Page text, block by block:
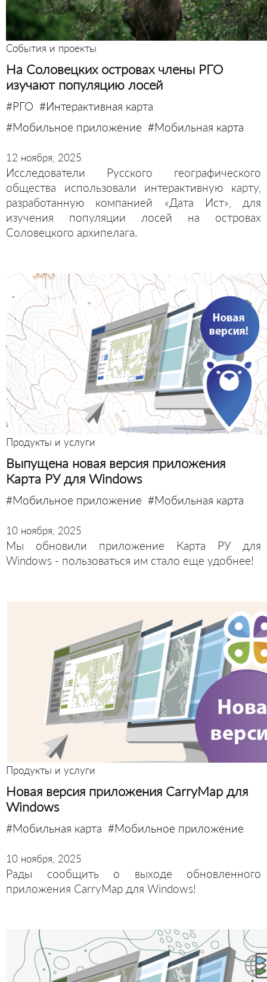
События и проекты
На Соловецких островах члены РГО
изучают популяцию лосей
#РГО #Интерактивная карта
#Мобильное приложение #Мобильная карта
12 ноября, 2025
Исследователи Русского географического
общества использовали интерактивную карту,
разработанную компанией «Дата Ист», для
изучения популяции лосей на островах
Соловецкого архипелага.
Продукты и услуги
Выпущена новая версия приложения
Карта РУ для Windows
#Мобильное приложение #Мобильная карта
10 ноября, 2025
Мы обновили приложение Карта РУ для
Windows - пользоваться им стало еще удобнее!
Продукты и услуги
Новая версия приложения CarryMap для
Windows
#Мобильная карта #Мобильное приложение
10 ноября, 2025
Рады сообщить о выходе обновленного
приложения CarryMap для Windows!